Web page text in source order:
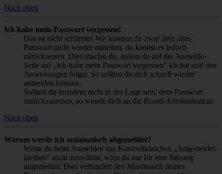
Nach oben
Ich habe mein Passwort vergessen!
Das ist nicht schlimm! Wir können dir zwar dein altes
Passwort nicht wieder mitteilen, du kannst es jedoch
zurücksetzen. Dies machst du, indem du auf der Anmelde-
Seite auf „Ich habe mein Passwort vergessen“ klickst und den
Anweisungen folgst. So solltest du dich schnell wieder
anmelden können.
Solltest du trotzdem nicht in der Lage sein, dein Passwort
zurückzusetzen, so wende dich an die Board-Administration.
Nach oben
Warum werde ich automatisch abgemeldet?
Wenn du beim Anmelden das Kontrollkästchen „Angemeldet
bleiben“ nicht auswählst, wirst du nur für eine Sitzung
angemeldet. Dies verhindert den Missbrauch deines